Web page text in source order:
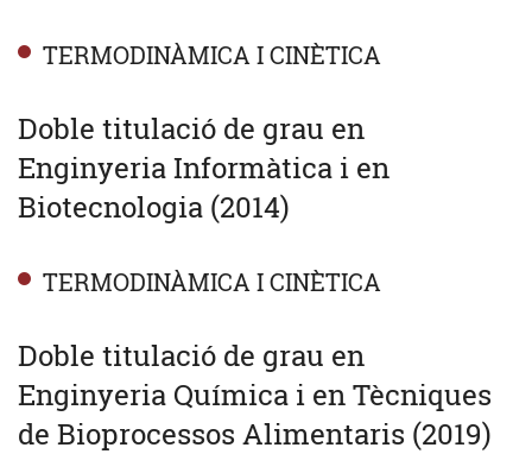
TERMODINÀMICA I CINÈTICA
Doble titulació de grau en
Enginyeria Informàtica i en
Biotecnologia (2014)
TERMODINÀMICA I CINÈTICA
Doble titulació de grau en
Enginyeria Química i en Tècniques
de Bioprocessos Alimentaris (2019)